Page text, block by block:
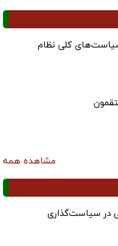
کلی نظام
مشاهده همه
در سیاست‌گذاری